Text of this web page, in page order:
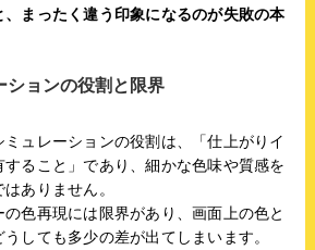
、まったく違う印象になるのが失敗の本
ションの役割と限界
ュレーションの役割は、「仕上がりイ
すること」であり、細かな色味や質感を
ありません。
色再現には限界があり、画面上の色と
しても多少の差が出てしまいます。